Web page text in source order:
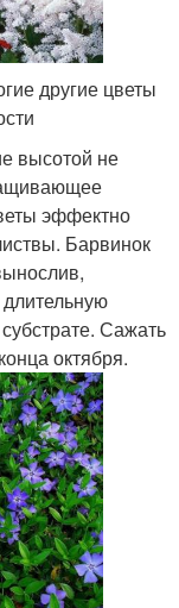
другие цветы
высотой не
эффектно
Барвинок
Сажать
октября.